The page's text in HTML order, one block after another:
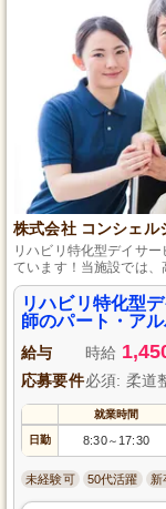
株式会社 コンシェル
リハビリ特化型デイサ
ています！当施設では
重点を置いています。
りますので、ぜひ一緒
事に挑戦しましょう。
リハビリ特化型
師のパート・ア
給与 時給
応募要件必須: 柔道
就業時間
日勤 8:30～ 17:30
未経験可 50代活躍 新